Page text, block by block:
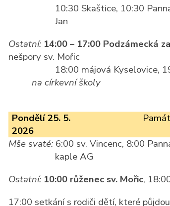
10:30 Skaštice, 10:30
Jan
Ostatní: 14:00 – 17:00 Podzámecká
nešpory sv. Mořic
18:00 májová Kyselovice,
na církevní školy
Pondělí 25. 5.
2026
Mše svaté: 6:00 sv. Vincenc, 8:00
kaple AG
Ostatní: 10:00 růženec sv. Mořic,
17:00 setkání s rodiči dětí, které